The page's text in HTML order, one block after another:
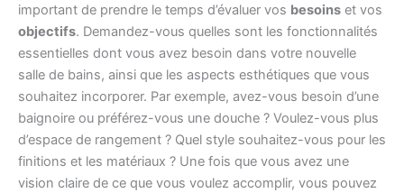
important de prendre le temps d’évaluer vos besoins et vos
objectifs. Demandez-vous quelles sont les fonctionnalités
essentielles dont vous avez besoin dans votre nouvelle
salle de bains, ainsi que les aspects esthétiques que vous
souhaitez incorporer. Par exemple, avez-vous besoin d’une
baignoire ou préférez-vous une douche ? Voulez-vous plus
d’espace de rangement ? Quel style souhaitez-vous pour les
finitions et les matériaux ? Une fois que vous avez une
vision claire de ce que vous voulez accomplir, vous pouvez